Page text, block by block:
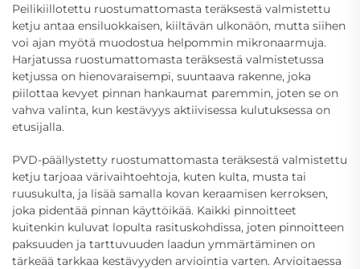
Peilikiillotettu ruostumattomasta teräksestä valmistettu
ketju antaa ensiluokkaisen, kiiltävän ulkonäön, mutta siihen
voi ajan myötä muodostua helpommin mikronaarmuja.
Harjatussa ruostumattomasta teräksestä valmistetussa
ketjussa on hienovaraisempi, suuntaava rakenne, joka
piilottaa kevyet pinnan hankaumat paremmin, joten se on
vahva valinta, kun kestävyys aktiivisessa kulutuksessa on
etusijalla.
PVD-päällystetty ruostumattomasta teräksestä valmistettu
ketju tarjoaa värivaihtoehtoja, kuten kulta, musta tai
ruusukulta, ja lisää samalla kovan keraamisen kerroksen,
joka pidentää pinnan käyttöikää. Kaikki pinnoitteet
kuitenkin kuluvat lopulta rasituskohdissa, joten pinnoitteen
paksuuden ja tarttuvuuden laadun ymmärtäminen on
tärkeää tarkkaa kestävyyden arviointia varten. Arvioitaessa